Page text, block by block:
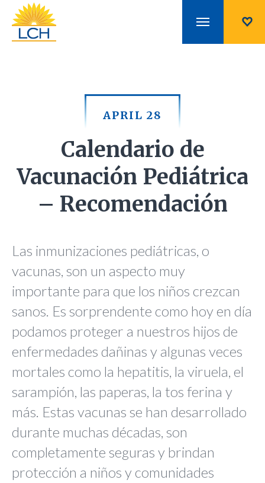
APRIL 28
Calendario de
Vacunación Pediátrica
– Recomendación
Las inmunizaciones pediátricas, o
vacunas, son un aspecto muy
importante para que los niños crezcan
sanos. Es sorprendente como hoy en día
podamos proteger a nuestros hijos de
enfermedades dañinas y algunas veces
mortales como la hepatitis, la viruela, el
sarampión, las paperas, la tos ferina y
más. Estas vacunas se han desarrollado
durante muchas décadas, son
completamente seguras y brindan
protección a niños y comunidades